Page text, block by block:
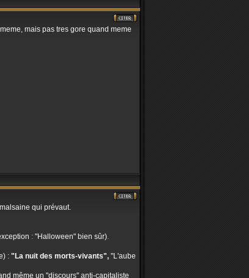
mais pas tres gore quand meme
qui prévaut.
: "Halloween" bien sûr).
: "La nuit des morts-vivants", "L'aube
même un "discours" anti-capitaliste